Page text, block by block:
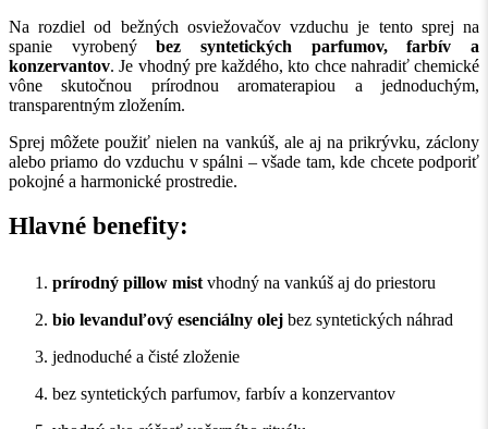
Na rozdiel od bežných osviežovačov vzduchu je tento sprej na
spanie vyrobenýbez syntetických parfumov, farbív a
konzervantov. Je vhodný pre každého, kto chce nahradiť chemické
vône skutočnou prírodnou aromaterapiou a jednoduchým,
transparentným zložením.
Sprej môžete použiť nielen na vankúš, ale aj na prikrývku, záclony
alebo priamo do vzduchu v spálni – všade tam, kde chcete podporiť
pokojné a harmonické prostredie.
Hlavné benefity:
prírodný pillow mistvhodný na vankúš aj do priestoru
bio levanduľový esenciálny olej bez syntetických náhrad
jednoduché a čisté zloženie
bez syntetických parfumov, farbív a konzervantov